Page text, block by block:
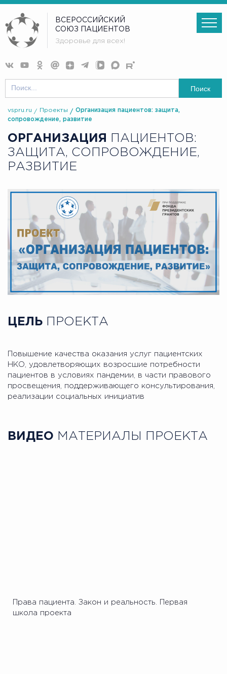
ВСЕРОССИЙСКИЙ
СОЮЗ ПАЦИЕНТОВ
Здоровье для всех!
Поиск
vspru.ru Проекты
Организация пациентов: защита,
сопровождение, развитие
ОРГАНИЗАЦИЯ
ПАЦИЕНТОВ:
ЗАЩИТА, СОПРОВОЖДЕНИЕ,
РАЗВИТИЕ
ЦЕЛЬ ПРОЕКТА
Повышение качества оказания услуг пациентских
НКО, удовлетворяющих возросшие потребности
пациентов в условиях пандемии, в части правового
просвещения, поддерживающего консультирования,
реализации социальных инициатив
ВИДЕО МАТЕРИАЛЫ ПРОЕКТА
Права пациента. Закон и реальность. Первая
школа проекта